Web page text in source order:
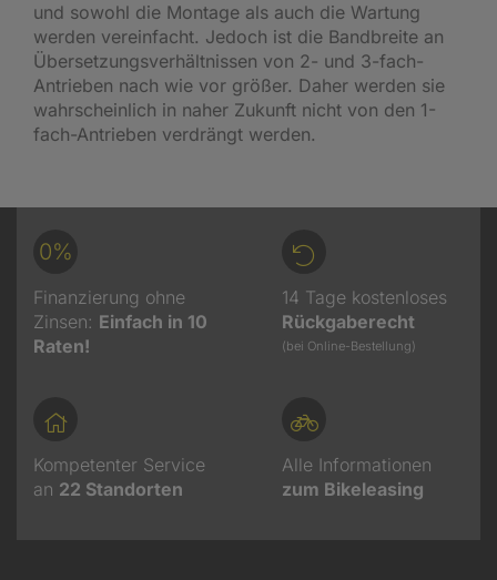
und sowohl die Montage als auch die Wartung
werden vereinfacht. Jedoch ist die Bandbreite an
Übersetzungsverhältnissen von 2- und 3-fach-
Antrieben nach wie vor größer. Daher werden sie
wahrscheinlich in naher Zukunft nicht von den 1-
fach-Antrieben verdrängt werden.
0%
Finanzierung ohne
Zinsen: Einfach in 10
Raten!
14 Tage kostenloses
Rückgaberecht
(bei Online-Bestellung)
Kompetenter Service
an 22 Standorten
Alle Informationen
zum Bikeleasing